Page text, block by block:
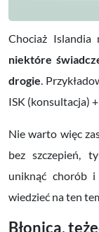
Chociaż Islandia
niektóre
drogie .
ISK (konsultacja)
Nie warto więc
bez szczepień,
uniknąć chorób
wiedzieć na ten
Błonica,